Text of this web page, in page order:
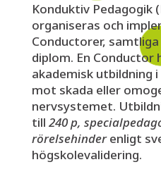
Konduktiv Pedagogik
organiseras och
Conductorer,
diplom. En Conductor
akademisk utbildning
mot skada eller
nervsystemet.
till 240 p,
rörelsehinder enligt
högskolevalidering.